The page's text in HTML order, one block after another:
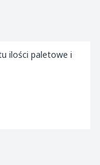
ilości paletowe i